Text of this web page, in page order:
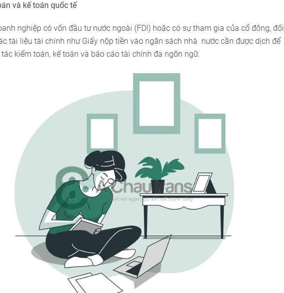
và kế toán quốc tế
nghiệp có vốn đầu tư nước ngoài (FDI) hoặc có sự tham gia của cổ đông, đối
tài liệu tài chính như Giấy nộp tiền vào ngân sách nhà nước cần được dịch để
kiểm toán, kế toán và báo cáo tài chính đa ngôn ngữ.